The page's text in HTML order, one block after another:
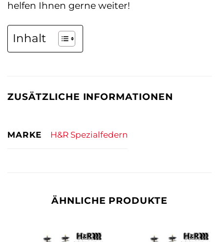
helfen Ihnen gerne weiter!
Inhalt
ZUSÄTZLICHE INFORMATIONEN
MARKE H&R Spezialfedern
ÄHNLICHE PRODUKTE